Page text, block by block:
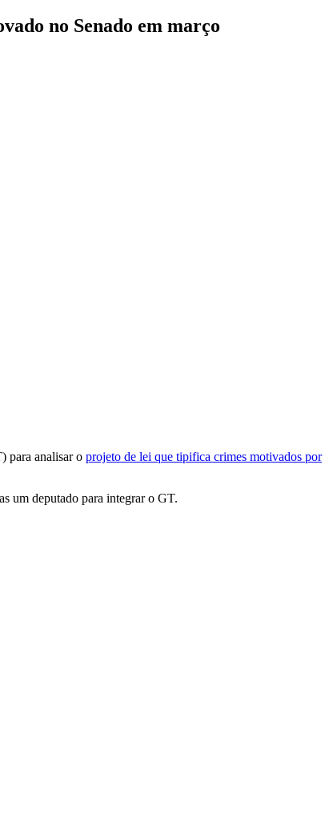
no Senado em março
para analisar o projeto de lei que tipifica crimes motivados por
um deputado para integrar o GT.